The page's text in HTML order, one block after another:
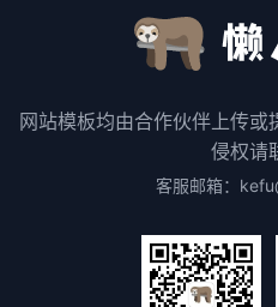
网站模板均由合作伙伴上传
侵权请
客服邮箱：